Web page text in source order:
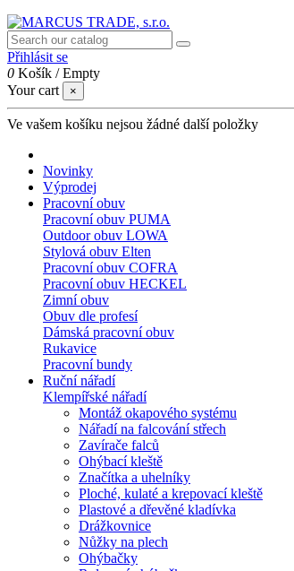
Přihlásit se
0 Košík /Empty
Your cart
×
Ve vašem košíku nejsou žádné další položky
Novinky
Výprodej
Pracovní obuv
Pracovní obuv PUMA
Outdoor obuv LOWA
Stylová obuv Elten
Pracovní obuv COFRA
Pracovní obuv HECKEL
Zimní obuv
Obuv dle profesí
Dámská pracovní obuv
Rukavice
Pracovní bundy
Ruční nářadí
Klempířské nářadí
Montáž okapového systému
Nářadí na falcování střech
Zavírače falců
Ohýbací kleště
Značítka a uhelníky
Ploché, kulaté a krepovací kleště
Plastové a dřevěné kladívka
Drážkovnice
Nůžky na plech
Ohýbačky